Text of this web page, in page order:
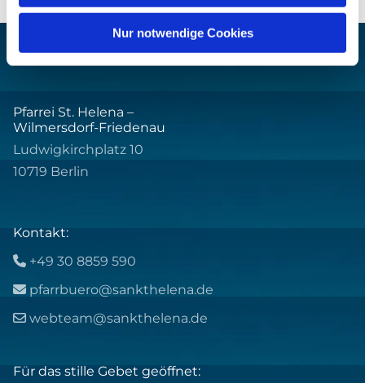
Nur notwendige Cookies
Pfarrei St. Helena –
Wilmersdorf-Friedenau
Ludwigkirchplatz 10
10719 Berlin
Kontakt:
 +49 30 8859 590
 pfarrbuero@sankthelena.de
 webteam@sankthelena.de
Für das stille Gebet geöffnet: